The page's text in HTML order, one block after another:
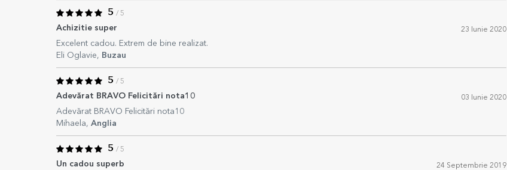
5 / 5
Achizitie super 23 Iunie 2020
Excelent cadou. Extrem de bine realizat.
Eli Oglavie, Buzau
5 / 5
Adevărat BRAVO Felicitări nota10 03 Iunie 2020
Adevărat BRAVO Felicitări nota10
Mihaela, Anglia
5 / 5
Un cadou superb 24 Septembrie 2019